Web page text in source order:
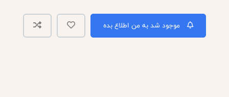
موجود شد به من اطلاع بده